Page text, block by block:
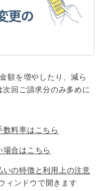
額を増やしたり、減ら
回ご請求分のみ多めに
料率はこちら
合はこちら
の特徴と利用上の注意